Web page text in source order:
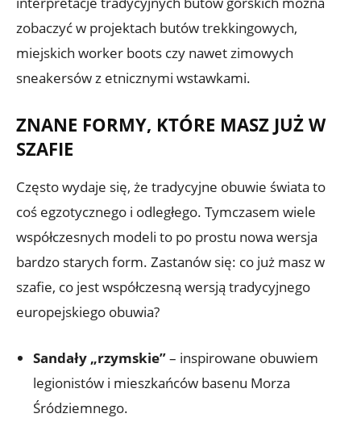
zobaczyć w projektach butów trekkingowych,
miejskich worker boots czy nawet zimowych
sneakersów z etnicznymi wstawkami.
ZNANE FORMY, KTÓRE MASZ JUŻ W
SZAFIE
Często wydaje się, że tradycyjne obuwie świata to
coś egzotycznego i odległego. Tymczasem wiele
współczesnych modeli to po prostu nowa wersja
bardzo starych form. Zastanów się: co już masz w
szafie, co jest współczesną wersją tradycyjnego
europejskiego obuwia?
Sandały „rzymskie”– inspirowane obuwiem
legionistów i mieszkańców basenu Morza
Śródziemnego.